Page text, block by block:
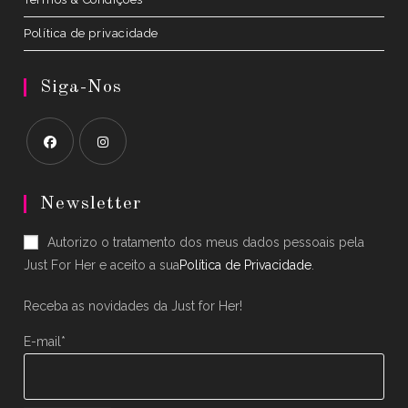
Política de privacidade
Siga-Nos
in
new
tab
in
new
tab
Newsletter
Autorizo o tratamento dos meus dados pessoais pela
Just For Her e aceito a suaPolítica de Privacidade.
Receba as novidades da Just for Her!
E-mail*